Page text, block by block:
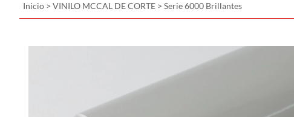
Inicio > VINILO MCCAL DE CORTE > Serie 6000 Brillantes